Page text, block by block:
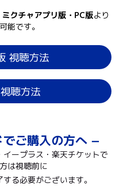
ミクチャアプリ版・PC版より
能です。
視聴方法
聴方法
ご購入の方へ −
ープラス・楽天チケットで
は視聴前に
る必要がございます。